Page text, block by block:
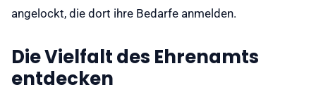
angelockt, die dort ihre Bedarfe anmelden.
Die Vielfalt des Ehrenamts
entdecken